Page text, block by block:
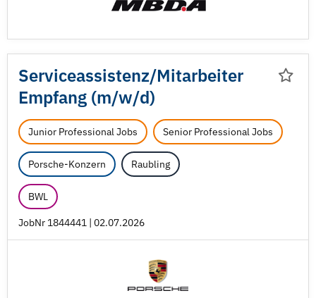
Serviceassistenz/Mitarbeiter
Empfang (m/w/d)
Junior Professional Jobs Senior Professional Jobs
Porsche-Konzern Raubling
BWL
JobNr 1844441 | 02.07.2026